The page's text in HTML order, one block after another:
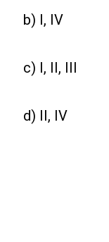
b) I, IV
c) I, II, III
d) II, IV